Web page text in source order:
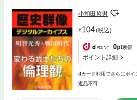
小和田哲男
104(税込)
0pt獲得
ポイント詳細
dカード利用でさらにポイ
返品不可